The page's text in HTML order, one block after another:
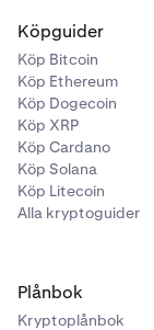
• Resonans:
effekt är
• Mix:Blandar
appliceras.
Reverb:
Reverb
är:
Köpguider
Köp Bitcoin
Köp Ethereum
Köp Dogecoin
Köp XRP
Köp Cardano
Köp Solana
Köp Litecoin
Alla kryptoguider
Plånbok
Kryptoplånbok